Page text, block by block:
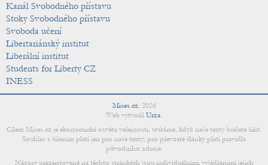
Kanál Svobodného přístavu
Stoky Svobodného přístavu
Svoboda učení
Libertariánský institut
Liberální institut
Students for Liberty CZ
INESS
Mises.cz, 2026
Web vytvořil Urza.
Cílem Mises.cz je ekonomická osvěta veřejnosti; uvítáme, když naše texty budete šířit.
Souhlas s šířením platí jen pro naše texty; pro převzaté články platí pravidla
původního zdroje.
Názory prezentované na těchto stránkách jsou individuálními vyjádřeními jejich